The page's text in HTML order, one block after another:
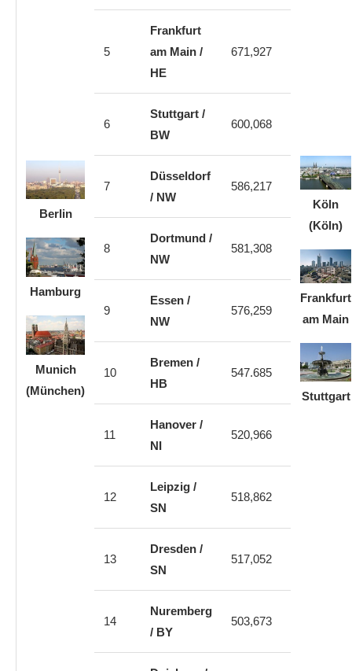
Berlin
Hamburg
Munich
(München)
Köln
(Köln)
Frankfurt
am Main
Stuttgart
5
Frankfurt
am Main /
HE
671,927
6
Stuttgart /
BW
600,068
7
Düsseldorf
/ NW
586,217
8
Dortmund /
NW
581,308
9
Essen /
NW
576,259
10
Bremen /
HB
547.685
11
Hanover /
NI
520,966
12
Leipzig /
SN
518,862
13
Dresden /
SN
517,052
14
Nuremberg
/ BY
503,673